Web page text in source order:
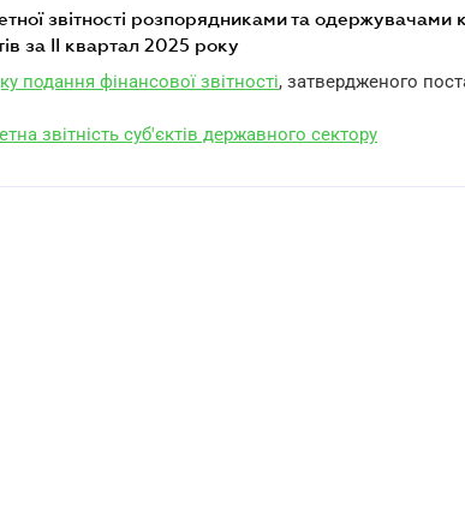
за II квартал 2025 року
подання фінансової звітності, затвердженого
звітність суб'єктів державного сектору